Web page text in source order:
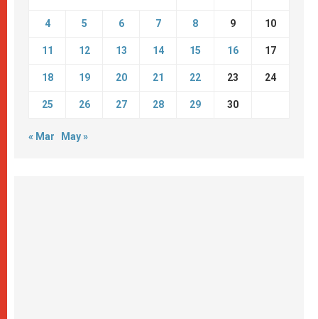
4 5 6 7 8 9 10
11 12 13 14 15 16 17
18 19 20 21 22 23 24
25 26 27 28 29 30
« Mar May »